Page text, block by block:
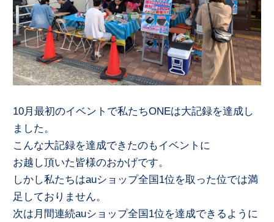
10月最初のイベントで私たちONEは大記録を達成し
ました。
こんな大記録を達成できたのもイベントに
お越し頂いた皆様のおかげです。
しかし私たちはauショップ全国1位を取った位では満
足しておりません。
次は月間連続auショップ全国1位を達成できるように